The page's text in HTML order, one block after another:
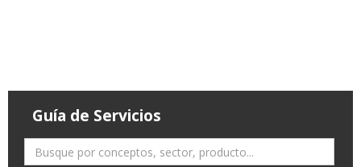
Guía de Servicios